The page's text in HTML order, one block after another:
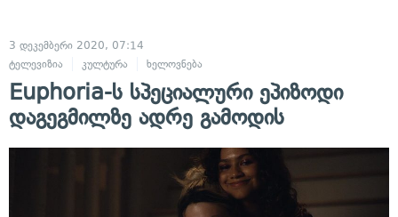
3 დეკემბერი 2020, 07:14
ტელევიზია
კულტურა ხელოვნება
Euphoria-ს სპეციალური ეპიზოდი
დაგეგმილზე ადრე გამოდის